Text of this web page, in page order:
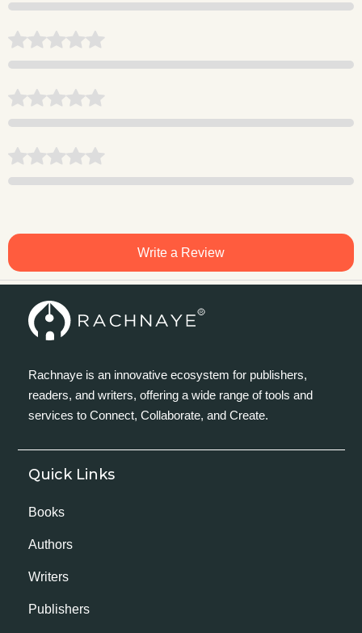
Write a Review
Rachnaye is an innovative ecosystem for publishers,
readers, and writers, offering a wide range of tools and
services to Connect, Collaborate, and Create.
Quick Links
Books
Authors
Writers
Publishers